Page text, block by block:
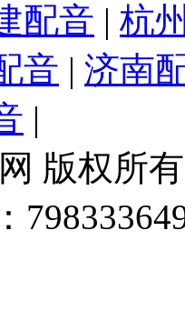
配音 | 杭
音 | 济南
|
版权所